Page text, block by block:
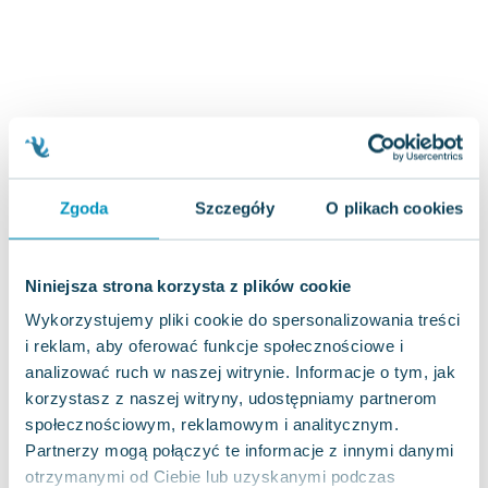
Zgoda Szczegóły O plikach cookies
Niniejsza strona korzysta z plików cookie
Wykorzystujemy pliki cookie do spersonalizowania treści
i reklam, aby oferować funkcje społecznościowe i
analizować ruch w naszej witrynie. Informacje o tym, jak
korzystasz z naszej witryny, udostępniamy partnerom
społecznościowym, reklamowym i analitycznym.
Partnerzy mogą połączyć te informacje z innymi danymi
otrzymanymi od Ciebie lub uzyskanymi podczas
Maddie Ziegler
Leszek Czarnecki
Joanna Racewicz
Maria Seweryn
Eric Helms
Anna Prus (oprac.)
Nela Mała Reporterka
Agnieszka Maciąg
Barbara Wrzesińska
Virginia Woolf